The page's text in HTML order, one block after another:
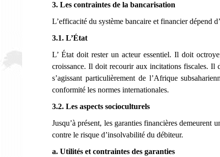
3. Les contraintes de la bancarisation
L’efficacité du système bancaire et financier dépend
3.1. L’État
L’ État doit rester un acteur essentiel. Il doit
croissance. Il doit recourir aux incitations fiscales.
s’agissant particulièrement de l’Afrique
conformité les normes internationales.
3.2. Les aspects socioculturels
Jusqu’à présent, les garanties financières
contre le risque d’insolvabilité du débiteur.
a. Utilités et contraintes des garanties